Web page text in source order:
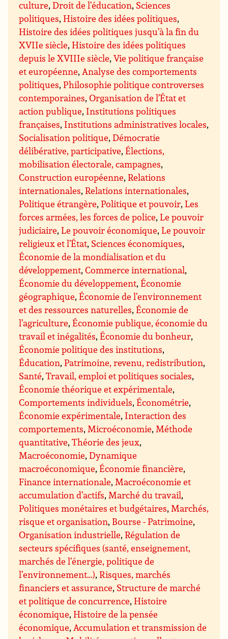
culture,Droit de l’éducation, Sciences
politiques,Histoire des idées politiques,
Histoire des idées politiques jusqu’à la fin du
XVIIe siècle,Histoire des idées politiques
depuis le XVIIIe siècle,Vie politique française
et européenne, Analyse des comportements
politiques,Philosophie politique controverses
contemporaines,Organisation de l’État et
action publique, Institutions politiques
françaises, Institutions administratives locales,
Socialisation politique,Démocratie
délibérative, participative,Élections,
mobilisation électorale, campagnes,
Construction européenne,Relations
internationales,Relations internationales,
Politique étrangère,Politique et pouvoir,Les
forces armées, les forces de police,Le pouvoir
judiciaire,Le pouvoir économique,Le pouvoir
religieux et l’État, Sciences économiques,
Économie de la mondialisation et du
développement,Commerce international,
Économie du développement,Économie
géographique,Économie de l’environnement
et des ressources naturelles,Économie de
l’agriculture,Économie publique, économie du
travail et inégalités,Économie du bonheur,
Économie politique des institutions,
Éducation,Patrimoine, revenu, redistribution,
Santé,Travail, emploi et politiques sociales,
Économie théorique et expérimentale,
Comportements individuels,Économétrie,
Économie expérimentale, Interaction des
comportements, Microéconomie, Méthode
quantitative,Théorie des jeux,
Macroéconomie,Dynamique
macroéconomique,Économie financière,
Finance internationale, Macroéconomie et
accumulation d’actifs, Marché du travail,
Politiques monétaires et budgétaires, Marchés,
risque et organisation, Bourse - Patrimoine,
Organisation industrielle,Régulation de
secteurs spécifiques (santé, enseignement,
marchés de l’énergie, politique de
l’environnement…),Risques, marchés
financiers et assurance, Structure de marché
et politique de concurrence,Histoire
économique,Histoire de la pensée
économique, Accumulation et transmission de